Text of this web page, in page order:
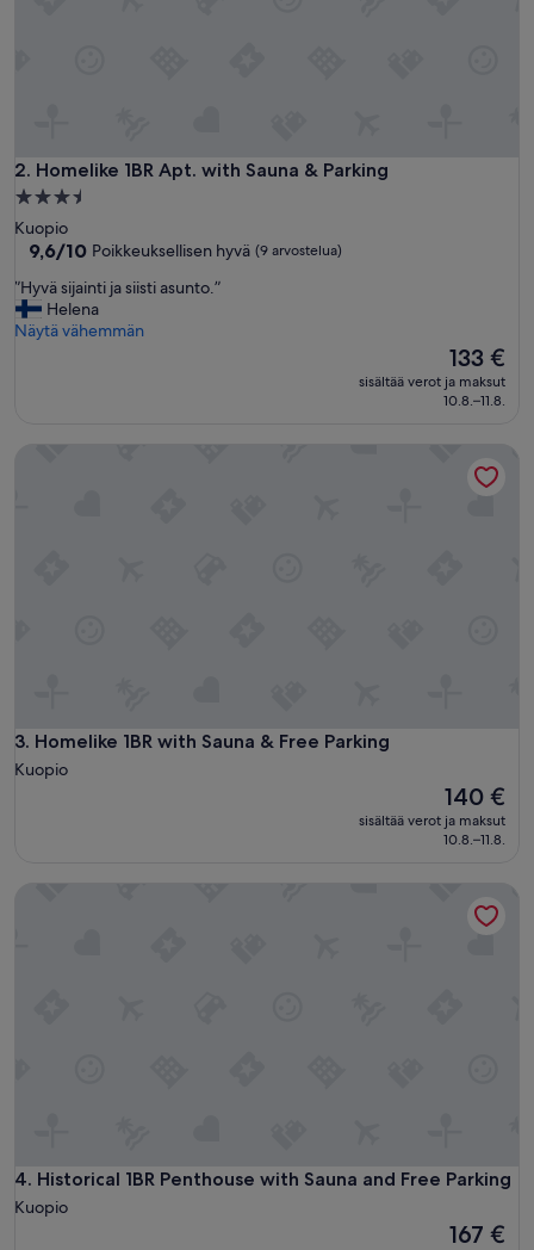
2. Homelike 1BR Apt. with Sauna & Parking
Homelike 1BR Apt. with Sauna & Parking
3.5
tähden
majoituspaikka
Kuopio
9.6
10,
Poikkeuksellisen
hyvä,
9,6/10 Poikkeuksellisen hyvä (9 arvostelua)
”
H
y
a
s
u
”Hyvä sijainti ja siisti asunto.”
Helena
Näytä vähemmän
Hinta
on
133 €
133 €
sisältää verot ja maksut
10.8.–11.8.
3. Homelike 1BR with Sauna & Free Parking
Homelike 1BR with Sauna & Free Parking
Kuopio
Hinta
on
140 €
140 €
sisältää verot ja maksut
10.8.–11.8.
4. Historical 1BR Penthouse with Sauna and Free Parking
Historical 1BR Penthouse with Sauna and Free Parking
Kuopio
Hinta
167 €